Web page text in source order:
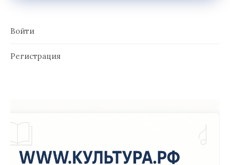
Войти
Регистрация